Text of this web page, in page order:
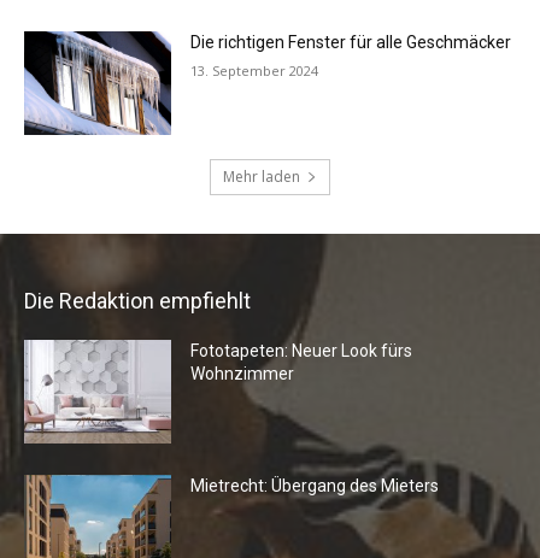
Die Redaktion empfiehlt
Fototapeten: Neuer Look fürs
Wohnzimmer
Mietrecht: Übergang des Mieters